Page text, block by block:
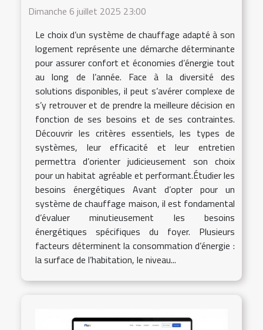
Dimanche 6 juillet 2025 23:00
Le choix d’un système de chauffage adapté à son
logement représente une démarche déterminante
pour assurer confort et économies d’énergie tout
au long de l’année. Face à la diversité des
solutions disponibles, il peut s’avérer complexe de
s’y retrouver et de prendre la meilleure décision en
fonction de ses besoins et de ses contraintes.
Découvrir les critères essentiels, les types de
systèmes, leur efficacité et leur entretien
permettra d’orienter judicieusement son choix
pour un habitat agréable et performant.Étudier les
besoins énergétiques Avant d’opter pour un
système de chauffage maison, il est fondamental
d’évaluer minutieusement les besoins
énergétiques spécifiques du foyer. Plusieurs
facteurs déterminent la consommation d’énergie :
la surface de l’habitation, le niveau...